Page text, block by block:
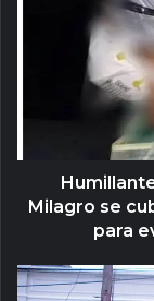
Milagro se
para